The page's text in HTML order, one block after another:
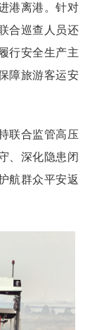
港离港。针对
合巡查人员还
行安全生产主
障旅游客运安
联合监管高压
、深化隐患闭
航群众平安返